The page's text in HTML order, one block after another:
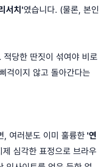
서치'였습니다. (물론, 본인
당한 딴짓이 섞여야 비로
걱이지 않고 돌아간다는
, 여러분도 이미 훌륭한'연
심각한 표정으로 브라우